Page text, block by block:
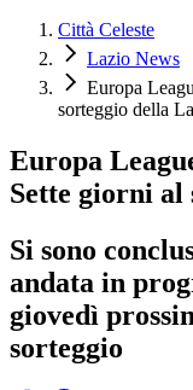
Città Celeste
Lazio News
Europa
sorteggio della
Europa
Sette giorni al
Si sono
andata in
giovedì
sorteggio